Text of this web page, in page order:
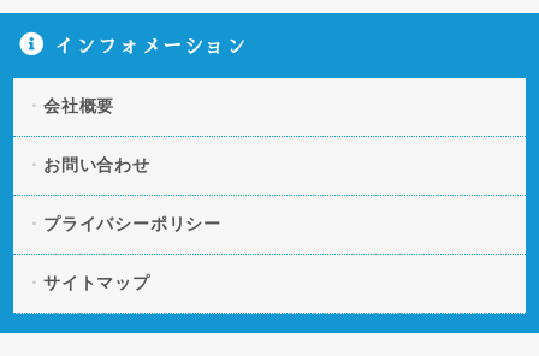
インフォメーション
会社概要
お問い合わせ
プライバシーポリシー
サイトマップ